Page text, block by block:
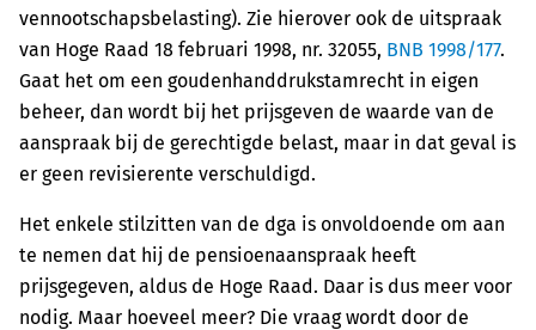
vennootschapsbelasting). Zie hierover ook de uitspraak
van Hoge Raad 18 februari 1998, nr. 32055, BNB 1998/177.
Gaat het om een goudenhanddrukstamrecht in eigen
beheer, dan wordt bij het prijsgeven de waarde van de
aanspraak bij de gerechtigde belast, maar in dat geval is
er geen revisierente verschuldigd.
Het enkele stilzitten van de dga is onvoldoende om aan
te nemen dat hij de pensioenaanspraak heeft
prijsgegeven, aldus de Hoge Raad. Daar is dus meer voor
nodig. Maar hoeveel meer? Die vraag wordt door de